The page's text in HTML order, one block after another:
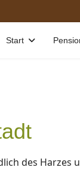
Start
des Harzes